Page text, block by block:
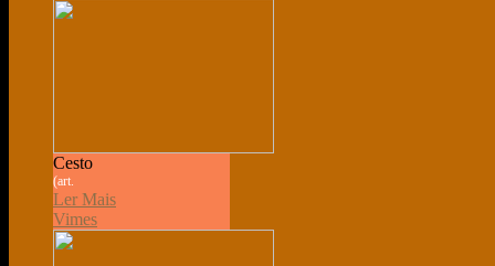
Cesto
(art.
Ler Mais
Vimes